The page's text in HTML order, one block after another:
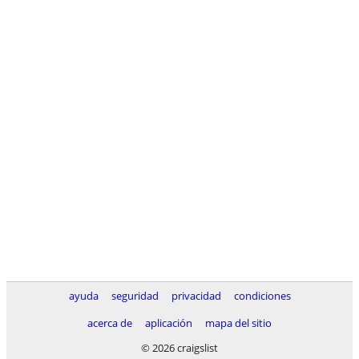
ayuda seguridad privacidad
condiciones
acerca de
aplicación
mapa del sitio
© 2026 craigslist